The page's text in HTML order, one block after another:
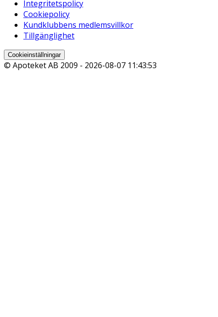
Integritetspolicy
Cookiepolicy
Kundklubbens medlemsvillkor
Tillgänglighet
Cookieinställningar
© Apoteket AB 2009 - 2026-08-07 11:43:53